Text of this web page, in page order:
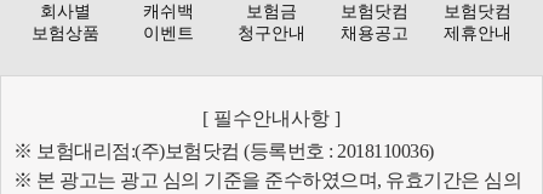
회사별
보험상품
캐쉬백
이벤트
보험금
청구안내
보험닷컴
채용공고
보험닷컴
제휴안내
[ 필수안내사항 ]
※ 보험대리점:(주)보험닷컴 (등록번호 : 2018110036)
※ 본 광고는 광고 심의 기준을 준수하였으며, 유효기간은 심의